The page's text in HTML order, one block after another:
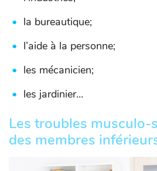
la bureautique;
l’aide à la personne;
les mécanicien;
les jardinier…
Les troubles musculo-
des membres